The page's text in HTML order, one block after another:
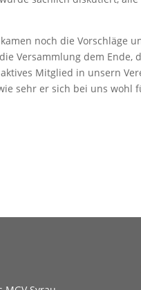
noch die Vorschläge
Versammlung dem Ende,
Mitglied in unsern
sehr er sich bei uns wohl